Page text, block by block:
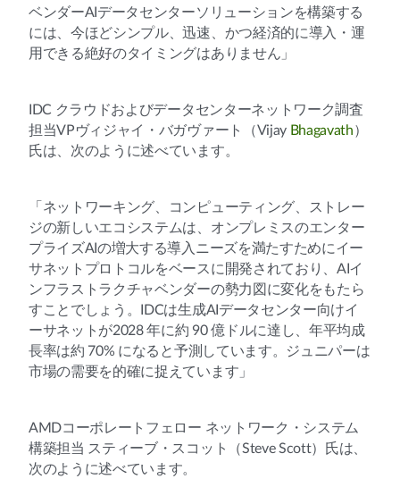
ベンダーAIデータセンターソリューションを構築する
には、今ほどシンプル、迅速、かつ経済的に導入・運
用できる絶好のタイミングはありません」
IDC クラウドおよびデータセンターネットワーク調査
担当VPヴィジャイ・バガヴァート（Vijay Bhagavath）
氏は、次のように述べています。
「ネットワーキング、コンピューティング、ストレー
ジの新しいエコシステムは、オンプレミスのエンター
プライズAIの増大する導入ニーズを満たすためにイー
サネットプロトコルをベースに開発されており、AIイ
ンフラストラクチャベンダーの勢力図に変化をもたら
すことでしょう。IDCは生成AIデータセンター向けイ
ーサネットが2028 年に約 90 億ドルに達し、年平均成
長率は約 70% になると予測しています。ジュニパーは
市場の需要を的確に捉えています」
AMDコーポレートフェロー ネットワーク・システム
構築担当 スティーブ・スコット（Steve Scott）氏は、
次のように述べています。